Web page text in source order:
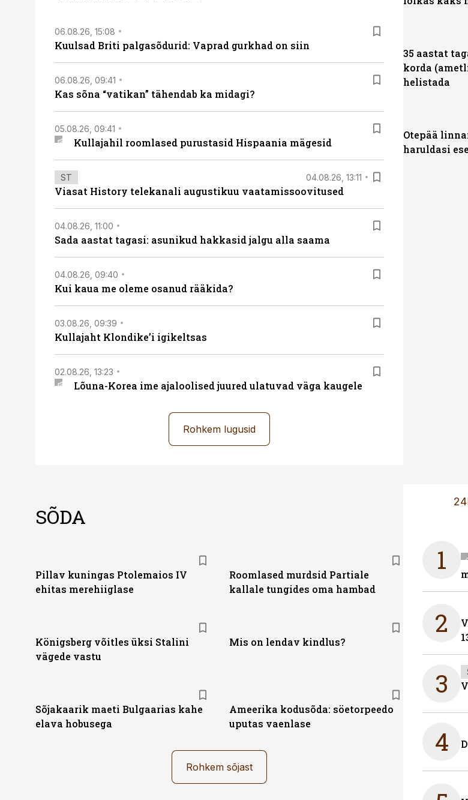
06.08.26, 15:08
Kuulsad Briti palgasõdurid: Vaprad gurkhad on siin
06.08.26, 09:41
Kas sõna “vatikan” tähendab ka midagi?
05.08.26, 09:41
Kullajahil roomlased purustasid Hispaania mägesid
ST 04.08.26, 13:11
Viasat History telekanali augustikuu vaatamissoovitused
04.08.26, 11:00
Sada aastat tagasi: asunikud hakkasid jalgu alla saama
04.08.26, 09:40
Kui kaua me oleme osanud rääkida?
03.08.26, 09:39
Kullajaht Klondike’i igikeltsas
02.08.26, 13:23
Lõuna-Korea ime ajaloolised juured ulatuvad väga kaugele
Rohkem lugusid
35 aastat
korda
helistada
Otepää
haruldasi
SÕDA
Pillav kuningas Ptolemaios IV
ehitas merehiiglase
Roomlased murdsid Partiale
kallale tungides oma hambad
Königsberg võitles üksi Stalini
vägede vastu
Mis on lendav kindlus?
Sõjakaarik maeti Bulgaarias kahe
elava hobusega
Ameerika kodusõda: söetorpeedo
uputas vaenlase
Rohkem sõjast
1
2
3
4